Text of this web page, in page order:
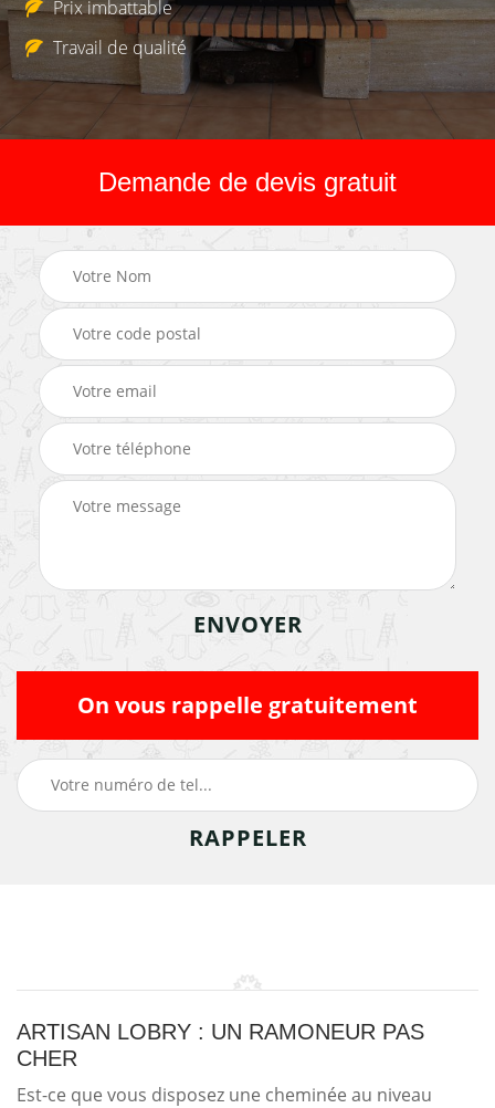
Prix imbattable
Travail de qualité
Demande de devis gratuit
On vous rappelle gratuitement
ARTISAN LOBRY : UN RAMONEUR PAS
CHER
Est-ce que vous disposez une cheminée au niveau